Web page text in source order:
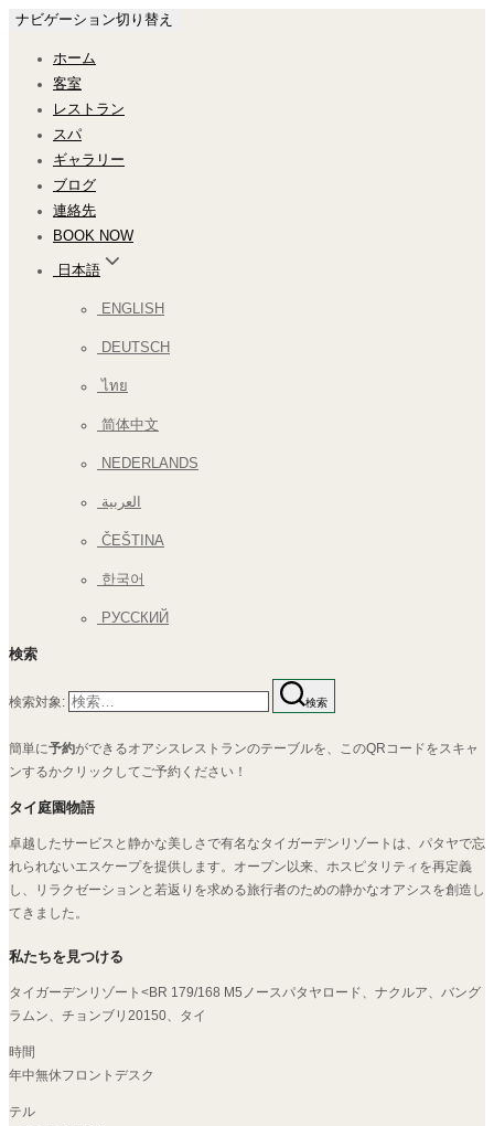
ナビゲーション切り替え
ホーム
客室
レストラン
スパ
ギャラリー
ブログ
連絡先
BOOK NOW
日本語
ENGLISH
DEUTSCH
ไทย
简体中文
NEDERLANDS
العربية
ČEŠTINA
한국어
РУССКИЙ
検索
検索対象: 検索
簡単に予約ができるオアシスレストランのテーブルを、このQRコードをスキャ
ンするかクリックしてご予約ください！
タイ庭園物語
卓越したサービスと静かな美しさで有名なタイガーデンリゾートは、パタヤで忘
れられないエスケープを提供します。オープン以来、ホスピタリティを再定義
し、リラクゼーションと若返りを求める旅行者のための静かなオアシスを創造し
てきました。
私たちを見つける
タイガーデンリゾート<BR 179/168 M5ノースパタヤロード、ナクルア、バング
ラムン、チョンブリ20150、タイ
時間
年中無休フロントデスク
テル